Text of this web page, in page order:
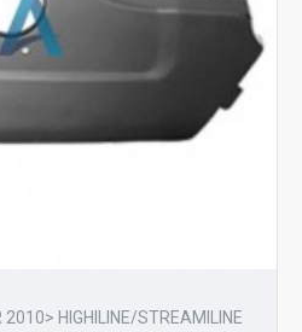
HIGHILINE/STREAMILINE